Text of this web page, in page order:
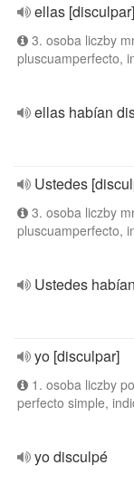
ellas [disculpar]
3. osoba liczby
pluscuamperfecto,
ellas habían
Ustedes
3. osoba liczby
pluscuamperfecto,
Ustedes
yo [disculpar]
1. osoba liczby
perfecto simple,
yo disculpé